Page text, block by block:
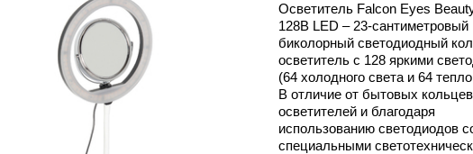
Осветитель Falcon Eyes
128B LED – 23-сантиметровый
биколорный светодиодный
осветитель с 128 яркими
(64 холодного света и 64
В отличие от бытовых
осветителей и благодаря
использованию светодиодов
специальными